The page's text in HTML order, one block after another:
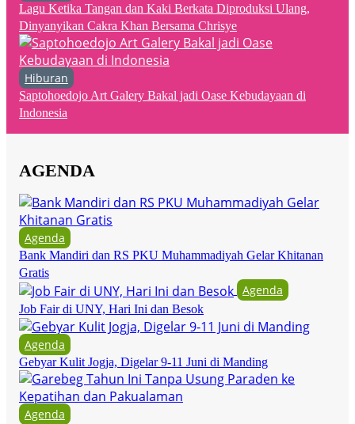
Lagu Ketika Tangan dan Kaki Berkata Diproduksi Ulang,
Dinyanyikan Cakra Khan Bersama Chrisye
Hiburan
Saptohoedojo Art Galery Bakal jadi Oase Kebudayaan di
Indonesia
AGENDA
Agenda
Bank Mandiri dan RS PKU Muhammadiyah Gelar Khitanan
Gratis
Agenda
Job Fair di UNY, Hari Ini dan Besok
Agenda
Gebyar Kulit Jogja, Digelar 9-11 Juni di Manding
Agenda